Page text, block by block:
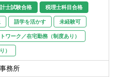
営コンサルのみ
/経営コンサルのみ
士試験合格 税理士科目合格
語学を活かす 未経験可
ワーク／在宅勤務（制度あり）
）
務所